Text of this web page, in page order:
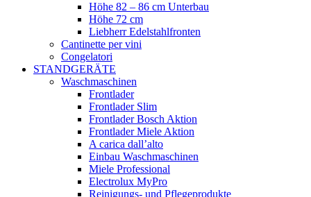
Höhe 82 – 86 cm Unterbau
Höhe 72 cm
Liebherr Edelstahlfronten
Cantinette per vini
Congelatori
STANDGERÄTE
Waschmaschinen
Frontlader
Frontlader Slim
Frontlader Bosch Aktion
Frontlader Miele Aktion
A carica dall’alto
Einbau Waschmaschinen
Miele Professional
Electrolux MyPro
Reinigungs- und Pflegeprodukte